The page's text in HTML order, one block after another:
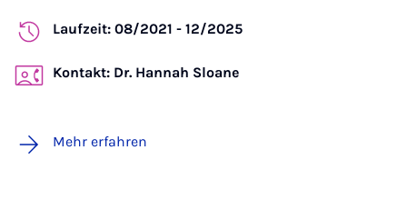
Laufzeit: 08/2021 - 12/2025
Kontakt: Dr. Hannah Sloane
Mehr erfahren